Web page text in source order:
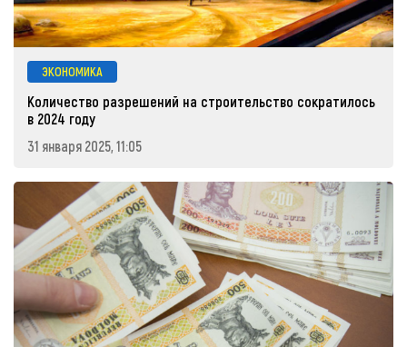
ЭКОНОМИКА
Количество разрешений на строительство сократилось
в 2024 году
31 января 2025, 11:05